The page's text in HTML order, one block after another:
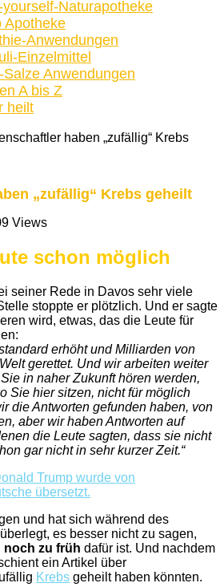
yourself-Naturapotheke
Apotheke
Anwendungen
Einzelmittel
Anwendungen
A bis Z
heilt
haben „zufällig“ Krebs
„zufällig“ Krebs geheilt
Views
schon möglich
seiner Rede in Davos sehr viele
stoppte er plötzlich. Und er sagte
wird, etwas, das die Leute für
erhöht und Milliarden von
gerettet. Und wir arbeiten weiter
in naher Zukunft hören werden,
Sie hier sitzen, nicht für möglich
die Antworten gefunden haben, von
aber wir haben Antworten auf
die Leute sagten, dass sie nicht
gar nicht in sehr kurzer Zeit.“
Trump wurde von
übersetzt.
und hat sich während des
es besser nicht zu sagen,
noch zu früh dafür ist. Und nachdem
ein Artikel über
Krebs geheilt haben könnten.